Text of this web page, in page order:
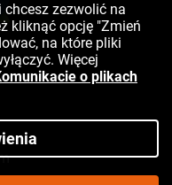
zezwolić na
kliknąć opcję "Zmień
na które pliki
Więcej
o plikach